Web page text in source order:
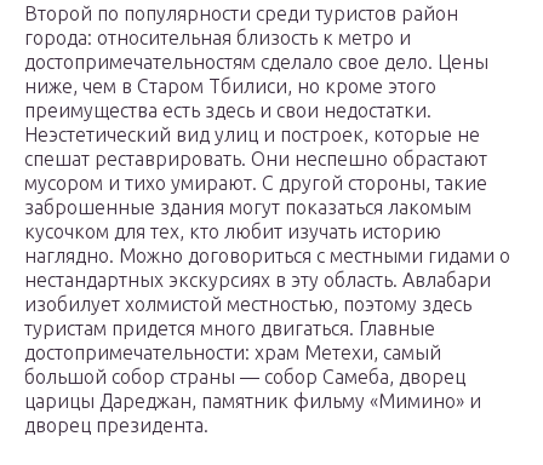
Второй по популярности среди туристов район
города: относительная близость к метро и
достопримечательностям сделало свое дело. Цены
ниже, чем в Старом Тбилиси, но кроме этого
преимущества есть здесь и свои недостатки.
Неэстетический вид улиц и построек, которые не
спешат реставрировать. Они неспешно обрастают
мусором и тихо умирают. С другой стороны, такие
заброшенные здания могут показаться лакомым
кусочком для тех, кто любит изучать историю
наглядно. Можно договориться с местными гидами о
нестандартных экскурсиях в эту область. Авлабари
изобилует холмистой местностью, поэтому здесь
туристам придется много двигаться. Главные
достопримечательности: храм Метехи, самый
большой собор страны — собор Самеба, дворец
царицы Дареджан, памятник фильму «Мимино» и
дворец президента.